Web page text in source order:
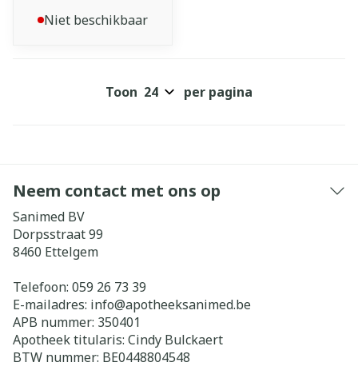
Niet beschikbaar
Toon per pagina
Neem contact met ons op
Sanimed BV
Dorpsstraat 99
8460 Ettelgem
Telefoon: 059 26 73 39
E-mailadres: info@apotheeksanimed.be
APB nummer: 350401
Apotheek titularis: Cindy Bulckaert
BTW nummer: BE0448804548